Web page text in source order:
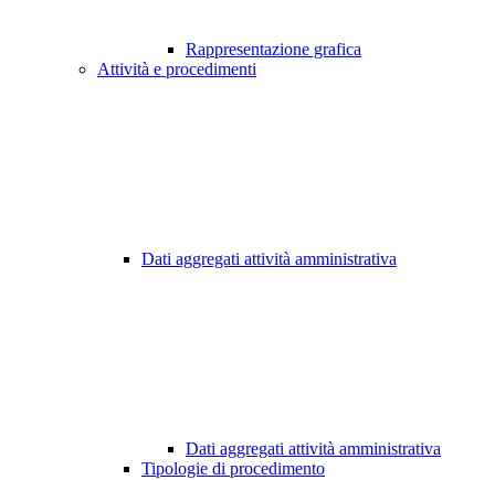
Rappresentazione grafica
Attività e procedimenti
Dati aggregati attività amministrativa
Dati aggregati attività amministrativa
Tipologie di procedimento